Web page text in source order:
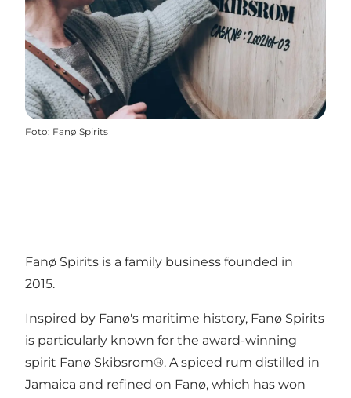
Foto: Fanø Spirits
Fanø Spirits is a family business founded in
2015.
Inspired by Fanø's maritime history, Fanø Spirits
is particularly known for the award-winning
spirit Fanø Skibsrom®. A spiced rum distilled in
Jamaica and refined on Fanø, which has won